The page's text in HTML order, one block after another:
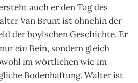
auch er den Tag des
Van Brunt ist ohnehin der
der boylschen Geschichte. Er
ein Bein, sondern gleich
im wörtlichen wie im
Bodenhaftung. Walter ist